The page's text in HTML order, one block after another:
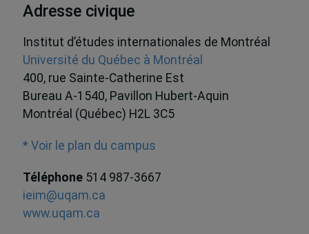
Adresse civique
Institut d’études internationales de Montréal
Université du Québec à Montréal
400, rue Sainte-Catherine Est
Bureau A-1540, Pavillon Hubert-Aquin
Montréal (Québec) H2L 3C5
* Voir le plan du campus
Téléphone 514 987-3667
ieim@uqam.ca
www.uqam.ca